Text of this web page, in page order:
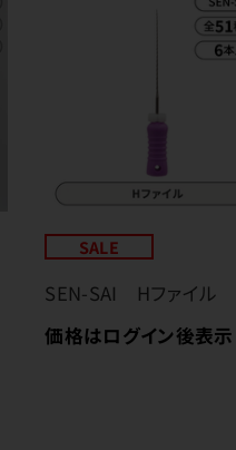
SALE
SEN-SAI Hファイル
価格はログイン後表示